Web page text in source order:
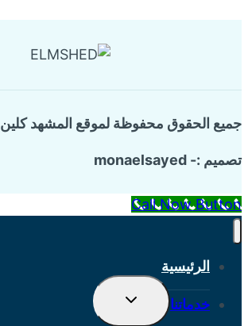
جميع الحقوق محفوظة لموقع المشهد كلين
تصميم :- monaelsayed
Call Now Button
الرئيسية
خدماتنا
تبديل
القائمة